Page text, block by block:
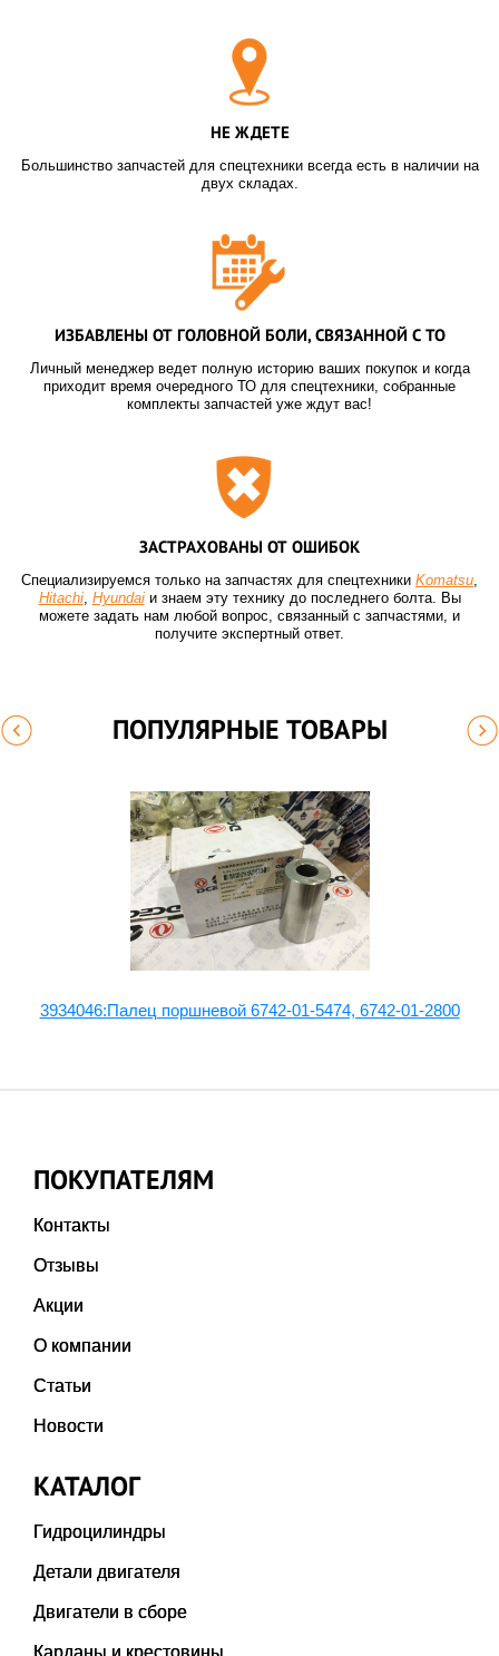
НЕ ЖДЕТЕ
Большинство запчастей для спецтехники всегда есть в наличии на
двух складах.
ИЗБАВЛЕНЫ ОТ ГОЛОВНОЙ БОЛИ, СВЯЗАННОЙ С ТО
Личный менеджер ведет полную историю ваших покупок и когда
приходит время очередного ТО для спецтехники, собранные
комплекты запчастей уже ждут вас!
ЗАСТРАХОВАНЫ ОТ ОШИБОК
Специализируемся только на запчастях для спецтехники Komatsu,
Hitachi, Hyundaiи знаем эту технику до последнего болта. Вы
можете задать нам любой вопрос, связанный с запчастями, и
получите экспертный ответ.
ПОПУЛЯРНЫЕ ТОВАРЫ
3934046:Палец поршневой 6742-01-5474, 6742-01-2800
ПОКУПАТЕЛЯМ
Контакты
Отзывы
Акции
О компании
Статьи
Новости
КАТАЛОГ
Гидроцилиндры
Детали двигателя
Двигатели в сборе
Карданы и крестовины